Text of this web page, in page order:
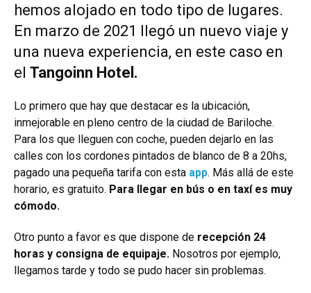
hemos alojado en todo tipo de lugares.
En marzo de 2021 llegó un nuevo viaje y
una nueva experiencia, en este caso en
el Tangoinn Hotel.
Lo primero que hay que destacar es la ubicación,
inmejorable en pleno centro de la ciudad de Bariloche.
Para los que lleguen con coche, pueden dejarlo en las
calles con los cordones pintados de blanco de 8 a 20hs,
pagado una pequeña tarifa con esta app. Más allá de este
horario, es gratuito. Para llegar en bús o en taxí es muy
cómodo.
Otro punto a favor es que dispone de recepción 24
horas y consigna de equipaje. Nosotros por ejemplo,
llegamos tarde y todo se pudo hacer sin problemas.